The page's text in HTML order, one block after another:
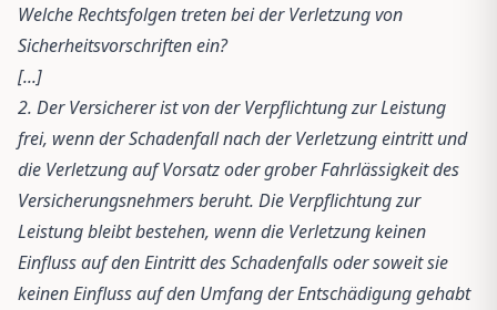
Welche Rechtsfolgen treten bei der Verletzung von
Sicherheitsvorschriften ein?
[...]
2. Der Versicherer ist von der Verpflichtung zur Leistung
frei, wenn der Schadenfall nach der Verletzung eintritt und
die Verletzung auf Vorsatz oder grober Fahrlässigkeit des
Versicherungsnehmers beruht. Die Verpflichtung zur
Leistung bleibt bestehen, wenn die Verletzung keinen
Einfluss auf den Eintritt des Schadenfalls oder soweit sie
keinen Einfluss auf den Umfang der Entschädigung gehabt